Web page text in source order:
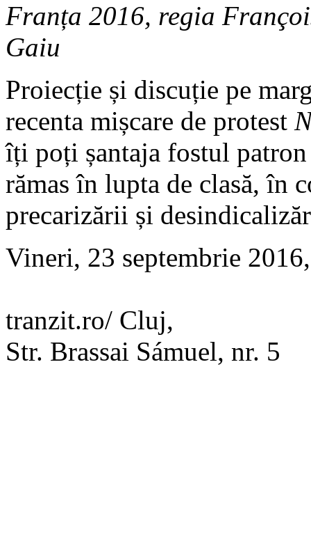
Franța 2016, regia
Gaiu
Proiecție și discuție pe
recenta mișcare de protest
îți poți șantaja fostul
rămas în lupta de clasă,
precarizării și
Vineri, 23 septembrie
tranzit.ro/ Cluj,
Str. Brassai Sámuel, nr. 5